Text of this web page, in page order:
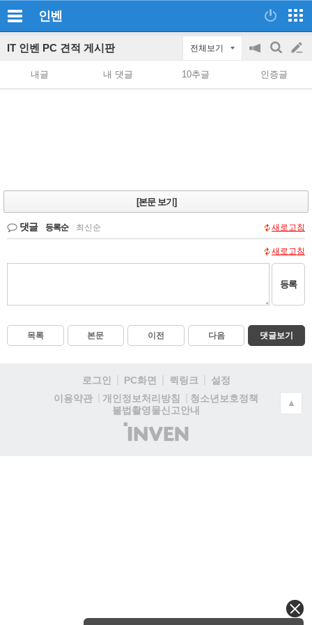
인벤
IT 인벤 PC 견적 게시판 전체보기
공
on/off
검
색
글
쓰
내글 내 댓글 10추글 인증글
[본문 보기]
댓글 등록순 최신순 새로고침
새로고침
등록
목록 본문 이전 다음 댓글보기
로그인 PC화면 퀵링크
설정
이용약관
개인정보처리방침
청소년보호정책
불법촬영물신고안내
(주)
인
▲